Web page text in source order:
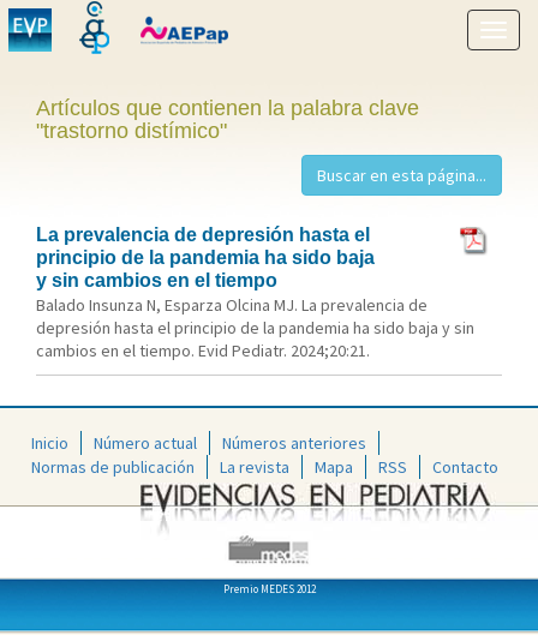
menú
Artículos que contienen la palabra clave
"trastorno distímico"
La prevalencia de depresión hasta el
principio de la pandemia ha sido baja
y sin cambios en el tiempo
Balado Insunza N, Esparza Olcina MJ. La prevalencia de
depresión hasta el principio de la pandemia ha sido baja y sin
cambios en el tiempo. Evid Pediatr. 2024;20:21.
Inicio Número actual
Números anteriores
Normas de publicación
La revista Mapa RSS Contacto
Premio MEDES 2012